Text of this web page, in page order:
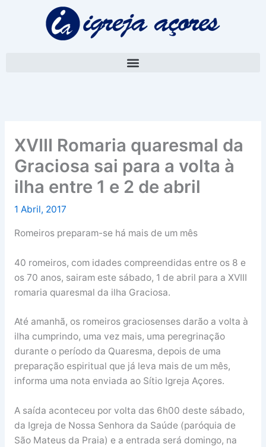
XVIII Romaria quaresmal da
Graciosa sai para a volta à
ilha entre 1 e 2 de abril
1 Abril, 2017
Romeiros preparam-se há mais de um mês
40 romeiros, com idades compreendidas entre os 8 e
os 70 anos, sairam este sábado, 1 de abril para a XVIII
romaria quaresmal da ilha Graciosa.
Até amanhã, os romeiros graciosenses darão a volta à
ilha cumprindo, uma vez mais, uma peregrinação
durante o período da Quaresma, depois de uma
preparação espiritual que já leva mais de um mês,
informa uma nota enviada ao Sítio Igreja Açores.
A saída aconteceu por volta das 6h00 deste sábado,
da Igreja de Nossa Senhora da Saúde (paróquia de
São Mateus da Praia) e a entrada será domingo, na